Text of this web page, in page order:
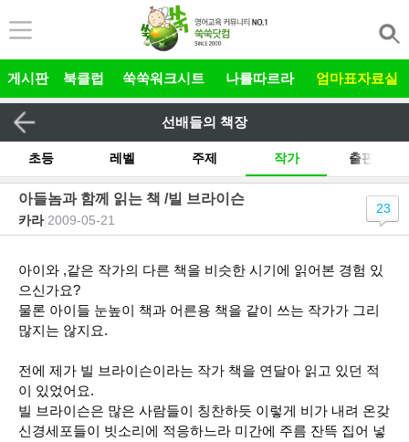
게시판 북클럽 쑥쑥워크시트 나를따르라 엄마표자료실
선배들의 책장
초등 레벨 주제 작가 출판사
전체 그림책 릴레이
아들놈과 함께 읽는 책 /빌 브라이슨
카라| 2009-05-21
23
아이와 ,같은 작가의 다른 책을 비슷한 시기에 읽어본 경험 있
으신가요?
물론 아이들 눈높이 책과 어른용 책을 같이 쓰는 작가가 그리
많지는 않지요.
전에 제가 빌 브라이슨이라는 작가 책을 연달아 읽고 있던 적
이 있었어요.
빌 브라이슨은 많은 사람들이 칭찬하듯 이렇게 비가 내려 온갖
신경세포들이 빗소리에 적응하느라 미간에 주름 잔뜩 집어 넣